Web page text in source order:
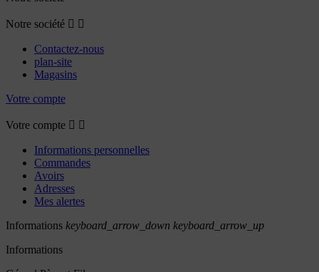
Notre société  
Contactez-nous
plan-site
Magasins
Votre compte
Votre compte  
Informations personnelles
Commandes
Avoirs
Adresses
Mes alertes
Informations keyboard_arrow_down keyboard_arrow_up
Informations